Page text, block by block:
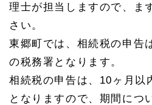
東郷
産の
相続
登記
1.
3
理士が担当しますので、ま
さい。
東郷町では、相続税の申告
の税務署となります。
相続税の申告は、10ヶ月以
となりますので、期間につ